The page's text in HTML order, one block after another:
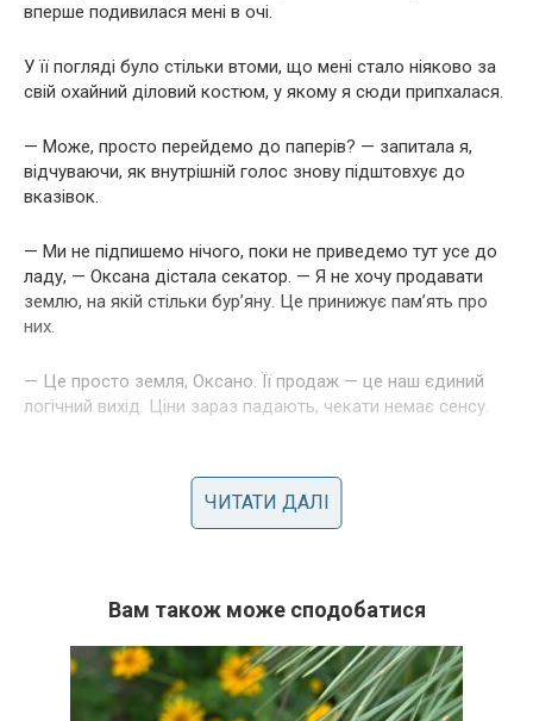
вперше подивилася мені в очі.
У її погляді було стільки втоми, що мені стало ніяково за
свій охайний діловий костюм, у якому я сюди припхалася.
— Може, просто перейдемо до паперів? — запитала я,
відчуваючи, як внутрішній голос знову підштовхує до
вказівок.
— Ми не підпишемо нічого, поки не приведемо тут усе до
ладу, — Оксана дістала секатор. — Я не хочу продавати
землю, на якій стільки бур’яну. Це принижує пам’ять про
них.
— Це просто земля, Оксано. Її продаж — це наш єдиний
логічний вихід. Ціни зараз падають, чекати немає сенсу.
болючий сміх. — Ти завжди знаєш, як краще. Ти завжди
все порахувала. Твій Excel-файл з моїм життям, мабуть,
ЧИТАТИ ДАЛІ
Вам також може сподобатися